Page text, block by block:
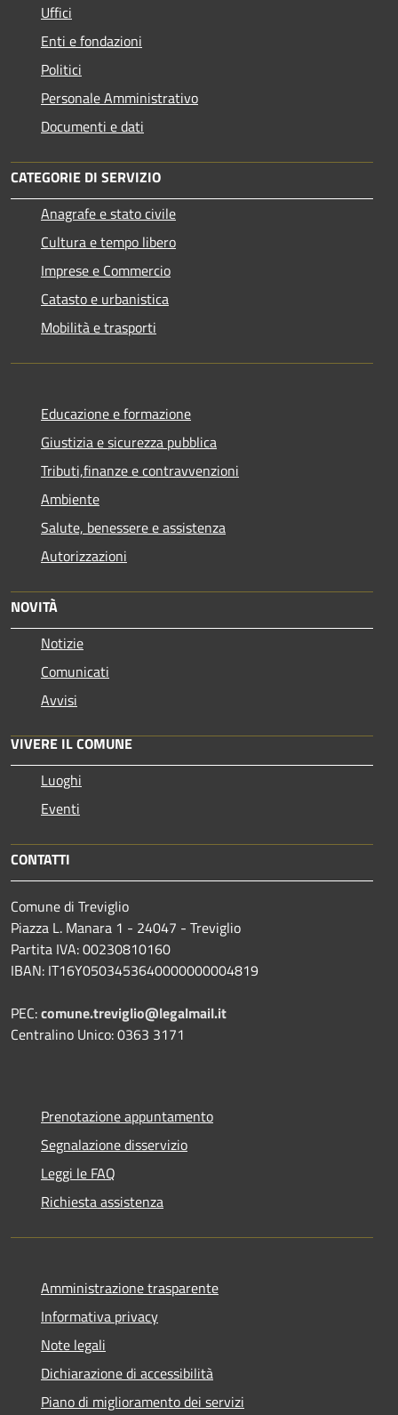
Uffici
Enti e fondazioni
Politici
Personale Amministrativo
Documenti e dati
CATEGORIE DI SERVIZIO
Anagrafe e stato civile
Cultura e tempo libero
Imprese e Commercio
Catasto e urbanistica
Mobilità e trasporti
Educazione e formazione
Giustizia e sicurezza pubblica
Tributi,finanze e contravvenzioni
Ambiente
Salute, benessere e assistenza
Autorizzazioni
NOVITÀ
Notizie
Comunicati
Avvisi
VIVERE IL COMUNE
Luoghi
Eventi
CONTATTI
Comune di Treviglio
Piazza L. Manara 1 - 24047 - Treviglio
Partita IVA: 00230810160
IBAN: IT16Y0503453640000000004819
PEC:comune.treviglio@legalmail.it
Centralino Unico: 0363 3171
Prenotazione appuntamento
Segnalazione disservizio
Leggi le FAQ
Richiesta assistenza
Amministrazione trasparente
Informativa privacy
Note legali
Dichiarazione di accessibilità
Piano di miglioramento dei servizi